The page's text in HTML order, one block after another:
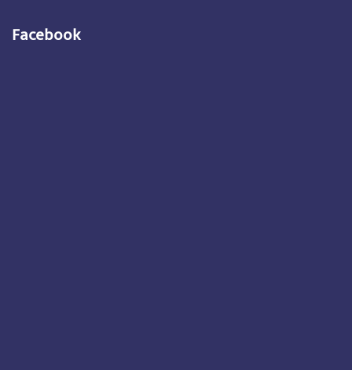
Facebook